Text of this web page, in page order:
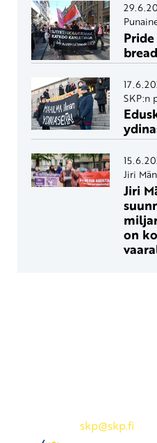
SKP:n
Jiri
Jiri
on
skp@skp.fi